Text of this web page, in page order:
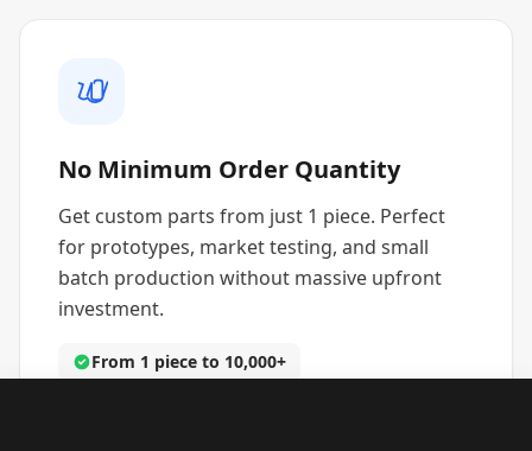
No Minimum Order Quantity
Get custom parts from just 1 piece. Perfect
for prototypes, market testing, and small
batch production without massive upfront
investment.
From 1 piece to 10,000+